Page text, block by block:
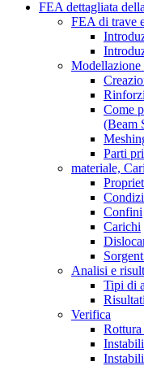
FEA dettagliata
FEA di trave
Modellazione
Come
(Beam
Parti
materiale,
Confini
Carichi
Analisi e
Tipi di
Verifica